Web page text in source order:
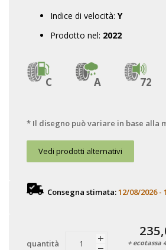
Indice di velocità: Y
Prodotto nel: 2022
C A 72
* Il disegno può variare in base alla
Vedi prodotti alternativi
Consegna stimata:12/08/2026 -
quantità + ecotassa